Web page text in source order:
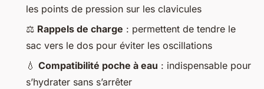
les points de pression sur les clavicules
⚖️ Rappels de charge : permettent de tendre le
sac vers le dos pour éviter les oscillations
💧 Compatibilité poche à eau : indispensable pour
s’hydrater sans s’arrêter